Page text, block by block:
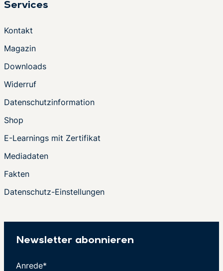
Services
Kontakt
Magazin
Downloads
Widerruf
Datenschutzinformation
Shop
E-Learnings mit Zertifikat
Mediadaten
Fakten
Datenschutz-Einstellungen
Newsletter abonnieren
Anrede*